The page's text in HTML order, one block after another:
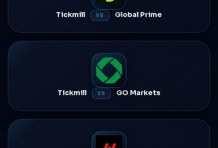
Tickmill VS Global Prime
Tickmill VS GO Markets